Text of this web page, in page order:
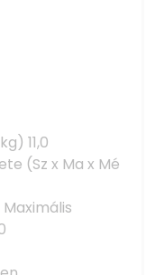
11,0
(Sz x Ma x Mé